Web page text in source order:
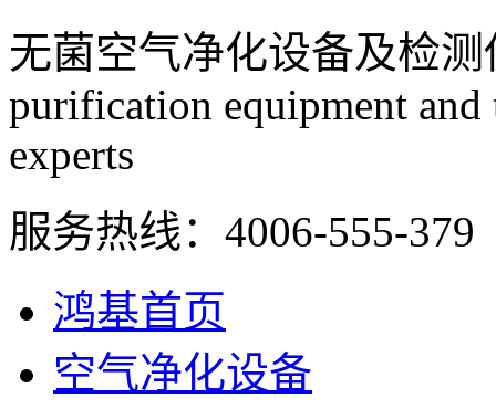
无菌空气净化设备及检
purification equipment
experts
服务热线： 4006-555-379
鸿基首页
空气净化设备